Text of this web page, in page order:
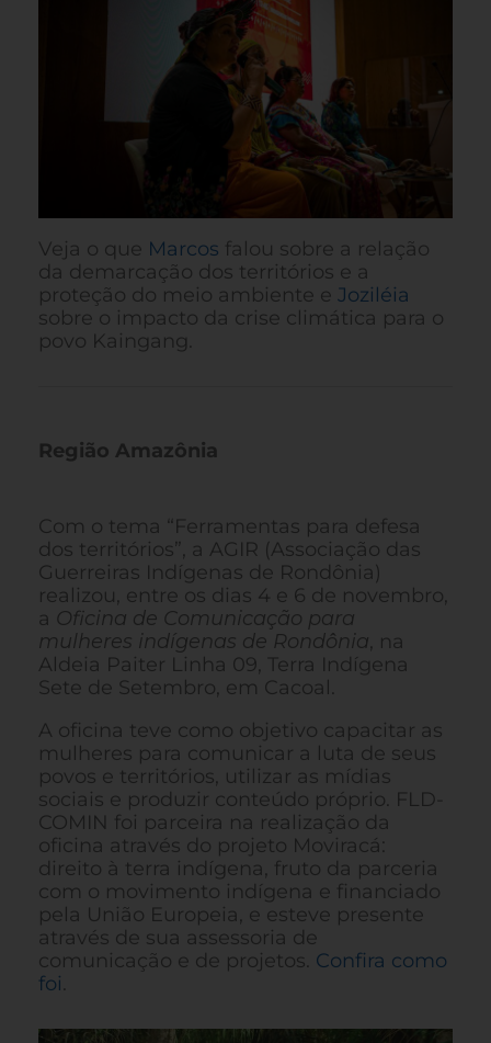
Veja o que Marcos falou sobre a relação
da demarcação dos territórios e a
proteção do meio ambiente e Joziléia
sobre o impacto da crise climática para o
povo Kaingang.
Região Amazônia
Com o tema “Ferramentas para defesa
dos territórios”, a AGIR (Associação das
Guerreiras Indígenas de Rondônia)
realizou, entre os dias 4 e 6 de novembro,
a Oficina de Comunicação para
mulheres indígenas de Rondônia, na
Aldeia Paiter Linha 09, Terra Indígena
Sete de Setembro, em Cacoal.
A oficina teve como objetivo capacitar as
mulheres para comunicar a luta de seus
povos e territórios, utilizar as mídias
sociais e produzir conteúdo próprio. FLD-
COMIN foi parceira na realização da
oficina através do projeto Moviracá:
direito à terra indígena, fruto da parceria
com o movimento indígena e financiado
pela União Europeia, e esteve presente
através de sua assessoria de
comunicação e de projetos. Confira como
foi.